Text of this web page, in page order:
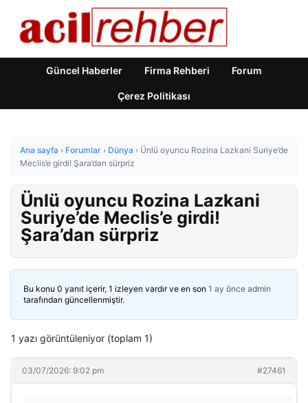
Güncel Haberler Firma Rehberi Forum
Çerez Politikası
Ana sayfa › Forumlar › Dünya › Ünlü oyuncu Rozina Lazkani Suriye’de
Meclis’e girdi! Şara’dan sürpriz
Ünlü oyuncu Rozina Lazkani
Suriye’de Meclis’e girdi!
Şara’dan sürpriz
Bu konu 0 yanıt içerir, 1 izleyen vardır ve en son 1 ay önce admin
tarafından güncellenmiştir.
1 yazı görüntüleniyor (toplam 1)
03/07/2026: 9:02 pm #27461